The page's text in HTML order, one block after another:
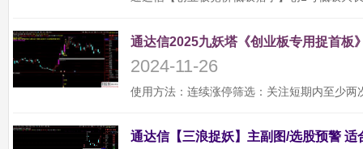
通达信2025九妖塔《创业板专用捉首板
2024-11-26